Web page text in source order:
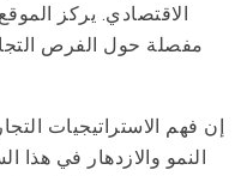
الاقتصادي. يركز
مفصلة حول الفرص
إن فهم الاستراتيجيات
النمو والازدهار في هذا